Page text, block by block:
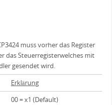
muss vorher das Register
das Steuerregisterwelches mit
gesendet wird.
Erklärung
00 = x1 (Default)